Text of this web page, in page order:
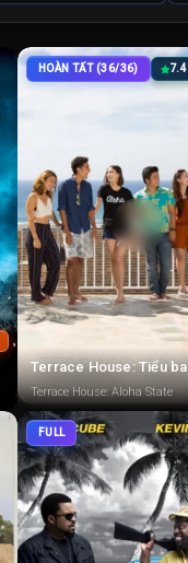
HOÀN TẤT (36/36) 7.4
Terrace House: Aloha State
FULL